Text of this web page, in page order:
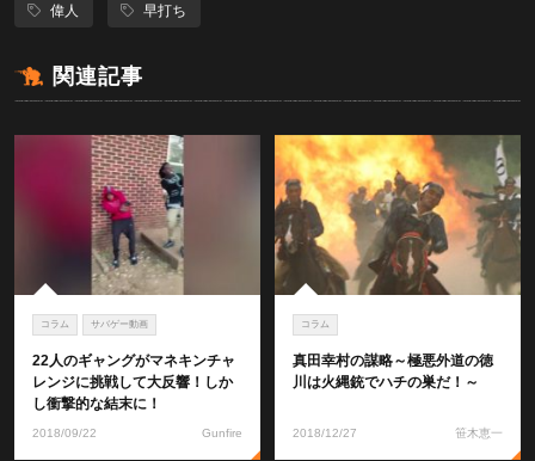
偉人 早打ち
関連記事
コラム サバゲー動画
22人のギャングがマネキンチャ
レンジに挑戦して大反響！しか
し衝撃的な結末に！
2018/09/22 Gunfire
コラム
真田幸村の謀略～極悪外道の徳
川は火縄銃でハチの巣だ！～
2018/12/27 笹木恵一